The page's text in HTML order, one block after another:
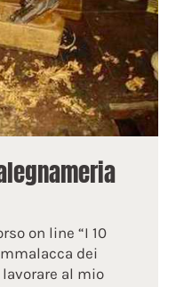
on line “I 10
dei
al mio